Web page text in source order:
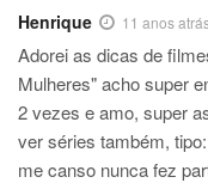
Henrique 11 anos
Adorei as dicas de
Mulheres" acho super
2 vezes e amo, super
ver séries também,
me canso nunca fez